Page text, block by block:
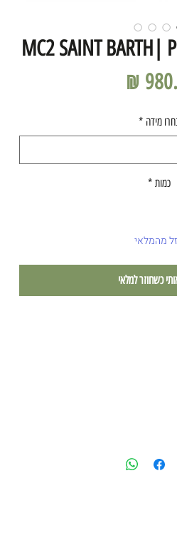
MC2 SAINT BARTH|
מידה *
כמות *
מהמלאי
כשחוזר למלאי